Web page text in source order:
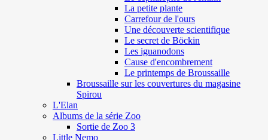
La petite plante
Carrefour de l'ours
Une découverte scientifique
Le secret de Böckin
Les iguanodons
Cause d'encombrement
Le printemps de Broussaille
Broussaille sur les couvertures du magasine
Spirou
L'Elan
Albums de la série Zoo
Sortie de Zoo 3
Little Nemo